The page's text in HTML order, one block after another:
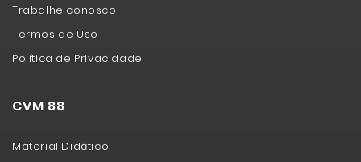
Trabalhe conosco
Termos de Uso
Política de Privacidade
CVM 88
Material Didático